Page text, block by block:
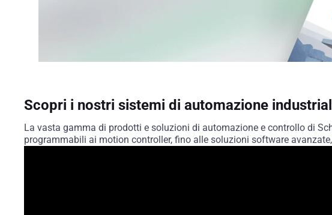
Scopri i nostri sistemi di automazione
La vasta gamma di prodotti e soluzioni di automazione e controllo di
programmabili ai motion controller, fino alle soluzioni software